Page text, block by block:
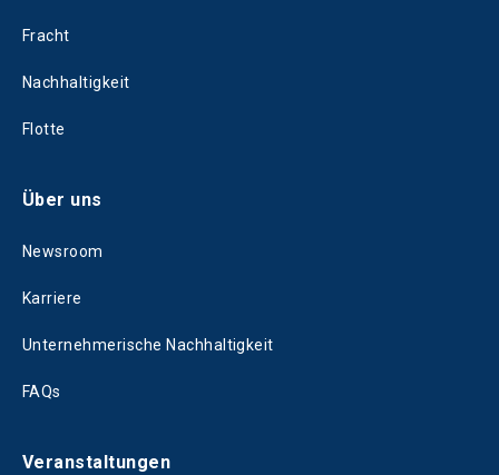
Fracht
Nachhaltigkeit
Flotte
Über uns
Newsroom
Karriere
Unternehmerische Nachhaltigkeit
FAQs
Veranstaltungen